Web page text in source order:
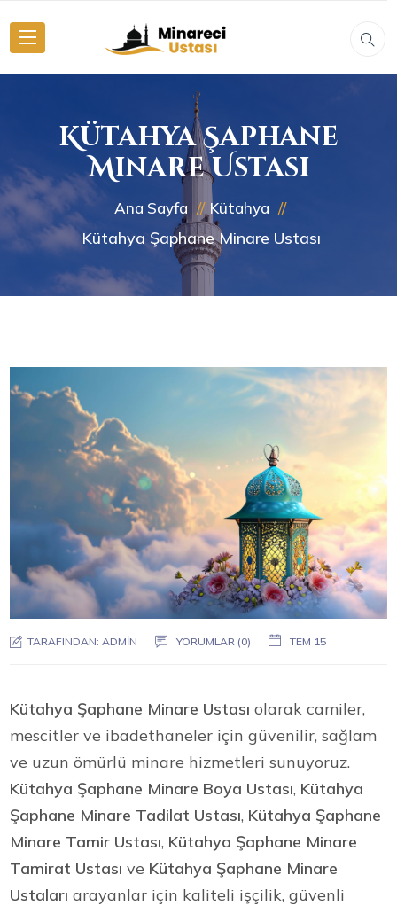
Kütahya Şaphane
Minare Ustası
Ana Sayfa Kütahya
Kütahya Şaphane Minare Ustası
TARAFINDAN: ADMIN YORUMLAR (0) TEM 15
Kütahya Şaphane Minare Ustası olarak camiler,
mescitler ve ibadethaneler için güvenilir, sağlam
ve uzun ömürlü minare hizmetleri sunuyoruz.
Kütahya Şaphane Minare Boya Ustası, Kütahya
Şaphane Minare Tadilat Ustası, Kütahya Şaphane
Minare Tamir Ustası, Kütahya Şaphane Minare
Tamirat Ustası ve Kütahya Şaphane Minare
Ustaları arayanlar için kaliteli işçilik, güvenli